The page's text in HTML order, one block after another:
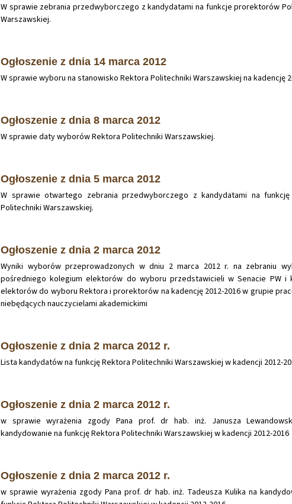
W sprawie zebrania przedwyborczego z kandydatami na funkcje prorektorów
Warszawskiej.
Ogłoszenie z dnia 14 marca 2012
W sprawie wyboru na stanowisko Rektora Politechniki Warszawskiej na kadencję
Ogłoszenie z dnia 8 marca 2012
W sprawie daty wyborów Rektora Politechniki Warszawskiej.
Ogłoszenie z dnia 5 marca 2012
W sprawie otwartego zebrania przedwyborczego z kandydatami na funkcję
Politechniki Warszawskiej.
Ogłoszenie z dnia 2 marca 2012
Wyniki wyborów przeprowadzonych w dniu 2 marca 2012 r. na zebraniu
pośredniego kolegium elektorów do wyboru przedstawicieli w Senacie PW i
elektorów do wyboru Rektora i prorektorów na kadencję 2012-2016 w grupie
niebędących nauczycielami akademickimi
Ogłoszenie z dnia 2 marca 2012 r.
Lista kandydatów na funkcję Rektora Politechniki Warszawskiej w kadencji 2012-
Ogłoszenie z dnia 2 marca 2012 r.
w sprawie wyrażenia zgody Pana prof. dr hab. inż. Janusza
kandydowanie na funkcję Rektora Politechniki Warszawskiej w kadencji 2012-2016
Ogłoszenie z dnia 2 marca 2012 r.
w sprawie wyrażenia zgody Pana prof. dr hab. inż. Tadeusza Kulika na